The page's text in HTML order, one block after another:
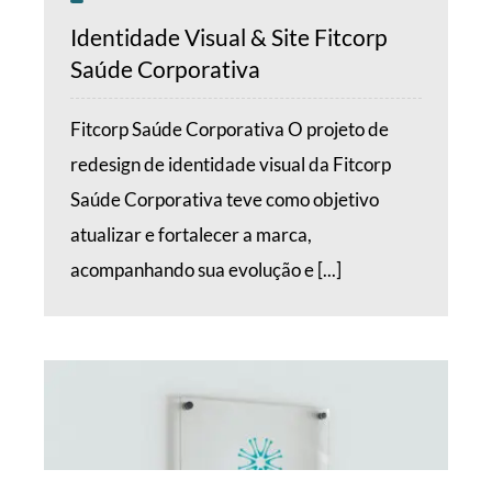
Identidade Visual & Site Fitcorp
Saúde Corporativa
Fitcorp Saúde Corporativa O projeto de
redesign de identidade visual da Fitcorp
Saúde Corporativa teve como objetivo
atualizar e fortalecer a marca,
acompanhando sua evolução e [...]